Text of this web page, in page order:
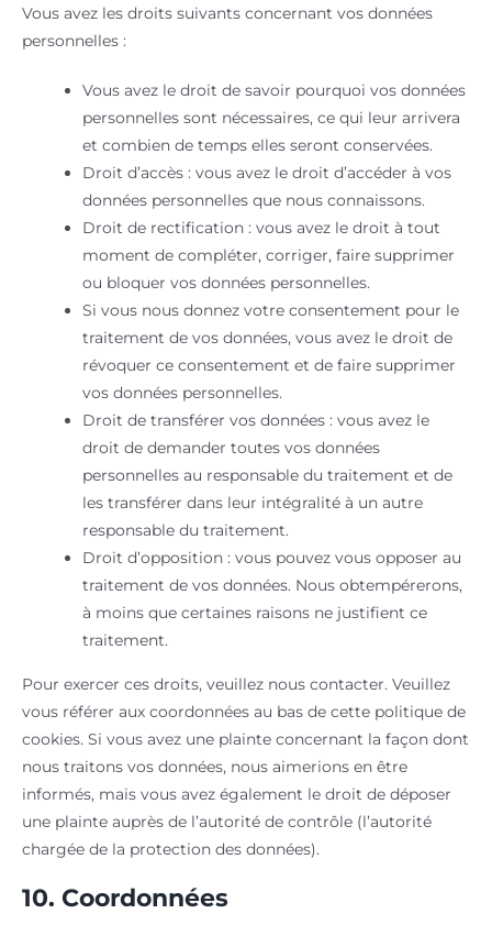
Vous avez les droits suivants concernant vos données
personnelles :
Vous avez le droit de savoir pourquoi vos données
personnelles sont nécessaires, ce qui leur arrivera
et combien de temps elles seront conservées.
Droit d’accès : vous avez le droit d’accéder à vos
données personnelles que nous connaissons.
Droit de rectification : vous avez le droit à tout
moment de compléter, corriger, faire supprimer
ou bloquer vos données personnelles.
Si vous nous donnez votre consentement pour le
traitement de vos données, vous avez le droit de
révoquer ce consentement et de faire supprimer
vos données personnelles.
Droit de transférer vos données : vous avez le
droit de demander toutes vos données
personnelles au responsable du traitement et de
les transférer dans leur intégralité à un autre
responsable du traitement.
Droit d’opposition : vous pouvez vous opposer au
traitement de vos données. Nous obtempérerons,
à moins que certaines raisons ne justifient ce
traitement.
Pour exercer ces droits, veuillez nous contacter. Veuillez
vous référer aux coordonnées au bas de cette politique de
cookies. Si vous avez une plainte concernant la façon dont
nous traitons vos données, nous aimerions en être
informés, mais vous avez également le droit de déposer
une plainte auprès de l’autorité de contrôle (l’autorité
chargée de la protection des données).
10. Coordonnées